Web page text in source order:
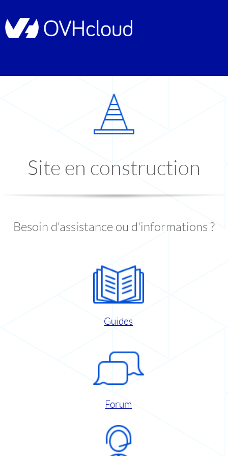
Site en construction
Besoin d'assistance ou d'informations ?
Guides
Forum